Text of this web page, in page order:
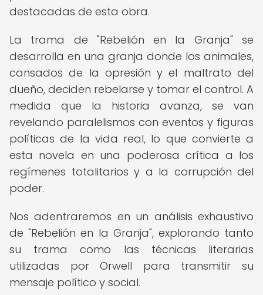
destacadas de esta obra.
La trama de "Rebelión en la Granja" se
desarrolla en una granja donde los animales,
cansados de la opresión y el maltrato del
dueño, deciden rebelarse y tomar el control. A
medida que la historia avanza, se van
revelando paralelismos con eventos y figuras
políticas de la vida real, lo que convierte a
esta novela en una poderosa crítica a los
regímenes totalitarios y a la corrupción del
poder.
Nos adentraremos en un análisis exhaustivo
de "Rebelión en la Granja", explorando tanto
su trama como las técnicas literarias
utilizadas por Orwell para transmitir su
mensaje político y social.